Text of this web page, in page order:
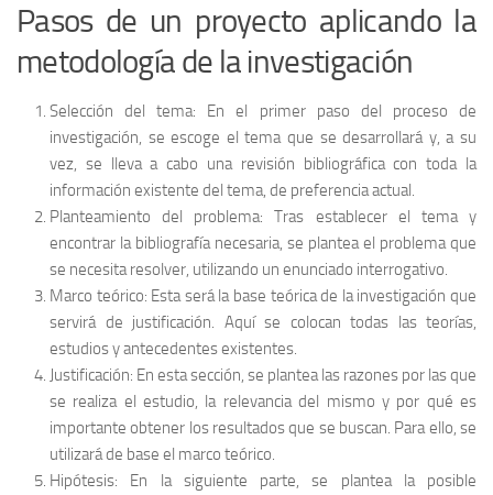
Pasos de un proyecto aplicando la
metodología de la investigación
Selección del tema: En el primer paso del proceso de
investigación, se escoge el tema que se desarrollará y, a su
vez, se lleva a cabo una revisión bibliográfica con toda la
información existente del tema, de preferencia actual.
Planteamiento del problema: Tras establecer el tema y
encontrar la bibliografía necesaria, se plantea el problema que
se necesita resolver, utilizando un enunciado interrogativo.
Marco teórico: Esta será la base teórica de la investigación que
servirá de justificación. Aquí se colocan todas las teorías,
estudios y antecedentes existentes.
Justificación: En esta sección, se plantea las razones por las que
se realiza el estudio, la relevancia del mismo y por qué es
importante obtener los resultados que se buscan. Para ello, se
utilizará de base el marco teórico.
Hipótesis: En la siguiente parte, se plantea la posible